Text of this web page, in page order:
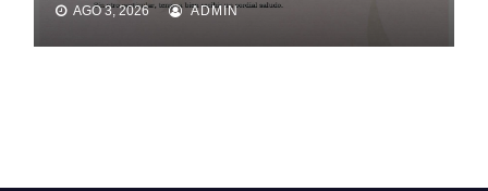
AGO 3, 2026 ADMIN